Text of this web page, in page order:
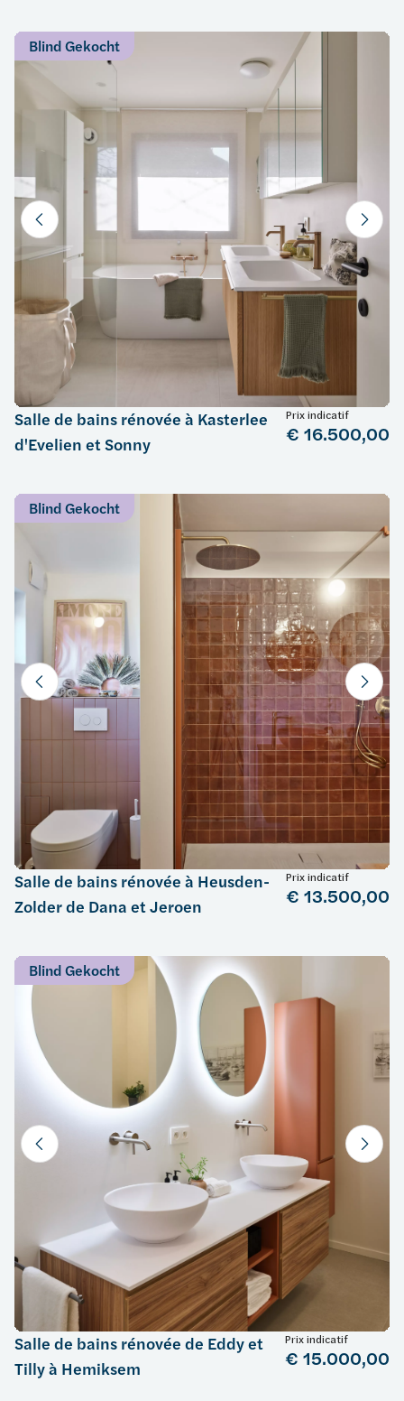
Blind Gekocht
Salle de bains rénovée à Kasterlee
d'Evelien et Sonny
Prix indicatif
€ 16.500,00
Blind Gekocht
Salle de bains rénovée à Heusden-
Zolder de Dana et Jeroen
Prix indicatif
€ 13.500,00
Blind Gekocht
Salle de bains rénovée de Eddy et
Tilly à Hemiksem
Prix indicatif
€ 15.000,00